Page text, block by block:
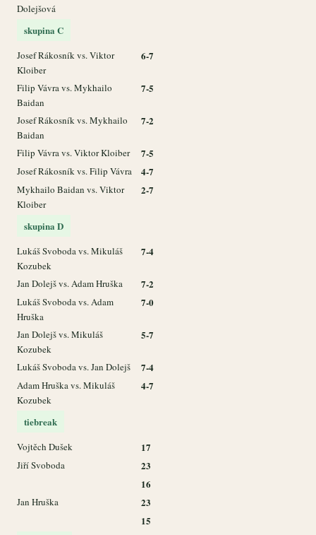
Dolejšová
skupina C
Josef Rákosník vs. Viktor
Kloiber
6-7
Filip Vávra vs. Mykhailo
Baidan
7-5
Josef Rákosník vs. Mykhailo
Baidan
7-2
Filip Vávra vs. Viktor Kloiber 7-5
Josef Rákosník vs. Filip Vávra 4-7
Mykhailo Baidan vs. Viktor
Kloiber
2-7
skupina D
Lukáš Svoboda vs. Mikuláš
Kozubek
7-4
Jan Dolejš vs. Adam Hruška 7-2
Lukáš Svoboda vs. Adam
Hruška
7-0
Jan Dolejš vs. Mikuláš
Kozubek
5-7
Lukáš Svoboda vs. Jan Dolejš 7-4
Adam Hruška vs. Mikuláš
Kozubek
4-7
tiebreak
Vojtěch Dušek 17
Jiří Svoboda
23
16
Jan Hruška
23
15